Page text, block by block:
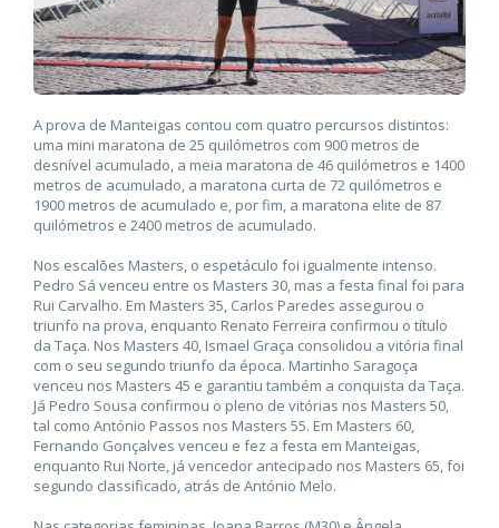
A prova de Manteigas contou com quatro percursos distintos:
uma mini maratona de 25 quilómetros com 900 metros de
desnível acumulado, a meia maratona de 46 quilómetros e 1400
metros de acumulado, a maratona curta de 72 quilómetros e
1900 metros de acumulado e, por fim, a maratona elite de 87
quilómetros e 2400 metros de acumulado.
Nos escalões Masters, o espetáculo foi igualmente intenso.
Pedro Sá venceu entre os Masters 30, mas a festa final foi para
Rui Carvalho. Em Masters 35, Carlos Paredes assegurou o
triunfo na prova, enquanto Renato Ferreira confirmou o título
da Taça. Nos Masters 40, Ismael Graça consolidou a vitória final
com o seu segundo triunfo da época. Martinho Saragoça
venceu nos Masters 45 e garantiu também a conquista da Taça.
Já Pedro Sousa confirmou o pleno de vitórias nos Masters 50,
tal como António Passos nos Masters 55. Em Masters 60,
Fernando Gonçalves venceu e fez a festa em Manteigas,
enquanto Rui Norte, já vencedor antecipado nos Masters 65, foi
segundo classificado, atrás de António Melo.